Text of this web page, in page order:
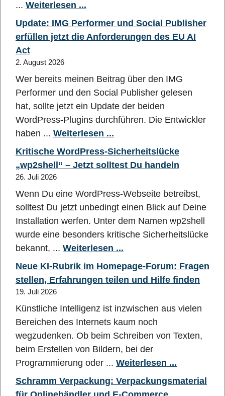
... Weiterlesen ...
Update: IMG Performer und Social Publisher
erfüllen jetzt die Anforderungen des EU AI
Act
2. August 2026
Wer bereits meinen Beitrag über den IMG
Performer und den Social Publisher gelesen
hat, sollte jetzt ein Update der beiden
WordPress-Plugins durchführen. Die Entwickler
haben ... Weiterlesen ...
Kritische WordPress-Sicherheitslücke
„wp2shell“ – Jetzt solltest Du handeln
26. Juli 2026
Wenn Du eine WordPress-Webseite betreibst,
solltest Du jetzt unbedingt einen Blick auf Deine
Installation werfen. Unter dem Namen wp2shell
wurde eine besonders kritische Sicherheitslücke
bekannt, ... Weiterlesen ...
Neue KI-Rubrik im Homepage-Forum: Fragen
stellen, Erfahrungen teilen und Hilfe finden
19. Juli 2026
Künstliche Intelligenz ist inzwischen aus vielen
Bereichen des Internets kaum noch
wegzudenken. Ob beim Schreiben von Texten,
beim Erstellen von Bildern, bei der
Programmierung oder ... Weiterlesen ...
Schramm Verpackung: Verpackungsmaterial